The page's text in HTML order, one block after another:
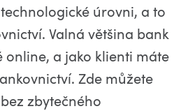
úrovni, a to
Valná většina bank
online, a jako klienti máte
Zde můžete
zbytečného